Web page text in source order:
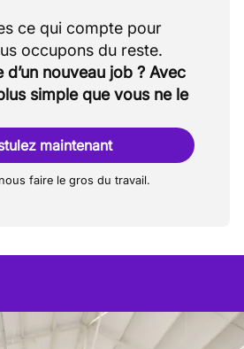
ce qui compte pour
nouveau job ? Avec
simple que vous ne le
maintenant
faire le gros du travail.